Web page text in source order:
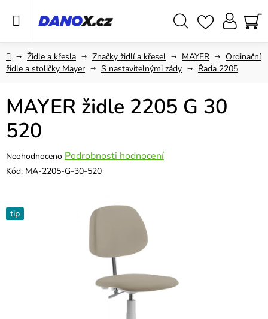
DomůŽidle a křesla Značky židlí a křesel MAYER
Ordinační
židle a stoličky Mayer
S nastavitelnými zády Řada 2205
MAYER židle 2205 G 30
520
Průměrné
hodnocení
0,0
z
Neohodnoceno Podrobnosti hodnocení
Kód: MA-2205-G-30-520
tip